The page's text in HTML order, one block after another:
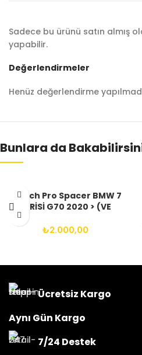
Değerlendirmeler
Henüz değerlendirme
Sadece bu ürünü satın almış
yapabilir.
Bunlara da
Aibach Pro Spacer BMW 7
SERİSİ G70 2020 > (VE
SONRASI) 5X112 66.6
14X1.25 BIJON
₺2.000,00
Ücretsiz Kargo
Aynı Gün Kargo
7/24 Destek